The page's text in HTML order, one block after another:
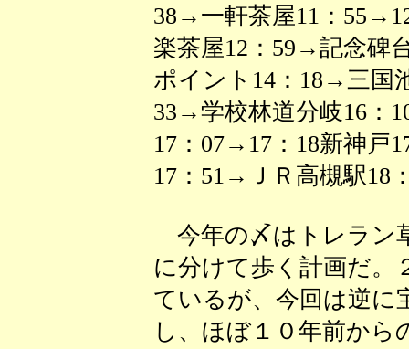
38→一軒茶屋11：
楽茶屋12：59→記念碑
ポイント14：18→三国
33→学校林道分岐16：
17：07→17：18新神戸
17：51→ＪＲ高槻駅18
今年の〆はトレラン
に分けて歩く計画だ。
ているが、今回は逆に
し、ほぼ１０年前か